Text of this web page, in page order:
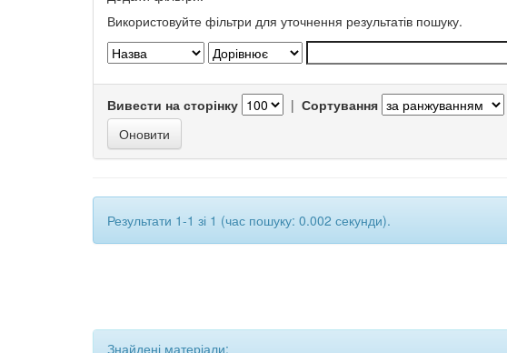
Використовуйте фільтри для уточнення результатів пошуку.
Вивести на сторінку | Сортування
Результати 1-1 зі 1 (час пошуку: 0.002 секунди).
Знайдені матеріали: